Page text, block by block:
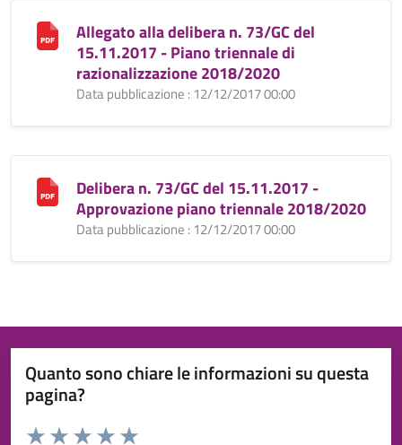
Allegato alla delibera n. 73/GC del
15.11.2017 - Piano triennale di
razionalizzazione 2018/2020
Data pubblicazione : 12/12/2017 00:00
Delibera n. 73/GC del 15.11.2017 -
Approvazione piano triennale 2018/2020
Data pubblicazione : 12/12/2017 00:00
Quanto sono chiare le informazioni su questa
pagina?
Valuta da 1 a 5 stelle la pagina